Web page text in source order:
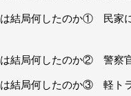
結局何したのか① 民家
結局何したのか② 警察
結局何したのか③ 軽ト